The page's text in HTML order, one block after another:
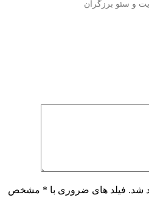
شد. فیلد های ضروری با * مشخص